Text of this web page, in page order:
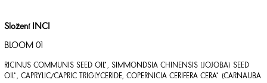
Složení INCI
BLOOM 01
RICINUS COMMUNIS SEED OIL*, SIMMONDSIA CHINENSIS (JOJOBA) SEED
OIL*, CAPRYLIC/CAPRIC TRIGLYCERIDE, COPERNICIA CERIFERA CERA* (CARNAUBA